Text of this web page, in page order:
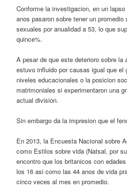
Conforme la investigacion, en un
anos pasaron sobre tener un promedio
sexuales por anualidad a 53, lo que
quince%.
A pesar de que este deterioro sobre la
estuvo influido por causas igual que el
niveles educacionales o la posicion
matrimoniales si experimentaron una
actual division.
Sin embargo da la impresion que el
En 2013, la Encuesta Nacional sobre
como Estilos sobre vida (Natsal, por
encontro que los britanicos con
los 16 asi­ como las 44 anos de vida
cinco veces al mes en promedio.